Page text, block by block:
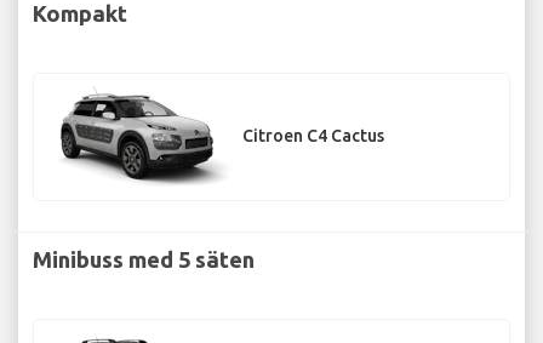
Kompakt
Citroen C4 Cactus
Minibuss med 5 säten